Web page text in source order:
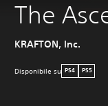
The
KRAFTON, Inc.
Disponibile su PS4 PS5